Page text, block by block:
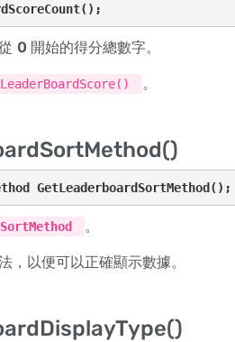
0 開始的得分總數字。
。
GetLeaderboardSortMethod();
。
，以便可以正確顯示數據。